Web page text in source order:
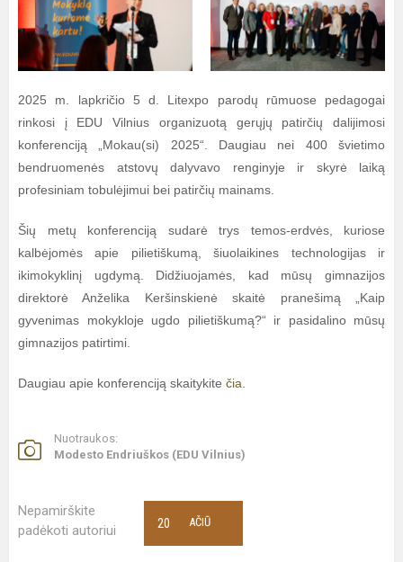
2025 m. lapkričio 5 d. Litexpo parodų rūmuose pedagogai
rinkosi į EDU Vilnius organizuotą gerųjų patirčių dalijimosi
konferenciją „Mokau(si) 2025“. Daugiau nei 400 švietimo
bendruomenės atstovų dalyvavo renginyje ir skyrė laiką
profesiniam tobulėjimui bei patirčių mainams.
Šių metų konferenciją sudarė trys temos-erdvės, kuriose
kalbėjomės apie pilietiškumą, šiuolaikines technologijas ir
ikimokyklinį ugdymą. Didžiuojamės, kad mūsų gimnazijos
direktorė Anželika Keršinskienė skaitė pranešimą „Kaip
gyvenimas mokykloje ugdo pilietiškumą?“ ir pasidalino mūsų
gimnazijos patirtimi.
Daugiau apie konferenciją skaitykite čia.
Nuotraukos:
Modesto Endriuškos (EDU Vilnius)
Nepamirškite
padėkoti autoriui
AČIŪ
20